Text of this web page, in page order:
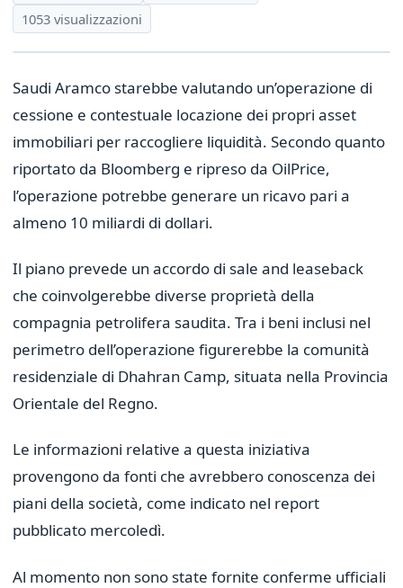
1053 visualizzazioni
Saudi Aramco starebbe valutando un’operazione di
cessione e contestuale locazione dei propri asset
immobiliari per raccogliere liquidità. Secondo quanto
riportato da Bloomberg e ripreso da OilPrice,
l’operazione potrebbe generare un ricavo pari a
almeno 10 miliardi di dollari.
Il piano prevede un accordo di sale and leaseback
che coinvolgerebbe diverse proprietà della
compagnia petrolifera saudita. Tra i beni inclusi nel
perimetro dell’operazione figurerebbe la comunità
residenziale di Dhahran Camp, situata nella Provincia
Orientale del Regno.
Le informazioni relative a questa iniziativa
provengono da fonti che avrebbero conoscenza dei
piani della società, come indicato nel report
pubblicato mercoledì.
Al momento non sono state fornite conferme ufficiali